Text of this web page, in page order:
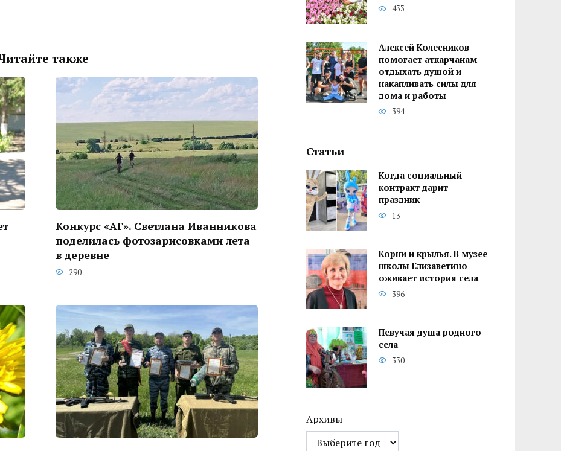
также
Конкурс «АГ». Светлана Иванникова
поделилась фотозарисовками лета
в деревне
290
433
Алексей Колесников
помогает аткарчанам
отдыхать душой и
накапливать силы для
дома и работы
394
Статьи
Когда социальный
контракт дарит
праздник
13
Корни и крылья. В музее
школы Елизаветино
оживает история села
396
Певучая душа родного
села
330
Архивы